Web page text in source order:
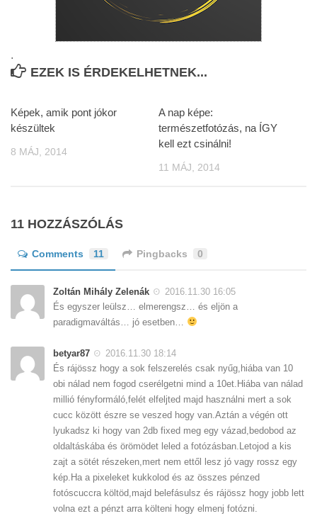
.
EZEK IS ÉRDEKELHETNEK...
Képek, amik pont jókor
készültek
8 MÁJ, 2014
A nap képe:
természetfotózás, na ÍGY
kell ezt csinálni!
11 MÁJ, 2014
11 HOZZÁSZÓLÁS
Comments 11 Pingbacks 0
Zoltán Mihály Zelenák
2016.11.30 16:05
És egyszer leülsz… elmerengsz… és eljön a
paradigmaváltás… jó esetben…
betyar87
2016.11.30 18:14
És rájössz hogy a sok felszerelés csak nyűg,hiába van 10
obi nálad nem fogod cserélgetni mind a 10et.Hiába van nálad
millió fényformáló,felét elfeljted majd használni mert a sok
cucc között észre se veszed hogy van.Aztán a végén ott
lyukadsz ki hogy van 2db fixed meg egy vázad,bedobod az
oldaltáskába és örömödet leled a fotózásban.Letojod a kis
zajt a sötét részeken,mert nem ettől lesz jó vagy rossz egy
kép.Ha a pixeleket kukkolod és az összes pénzed
fotóscuccra költöd,majd belefásulsz és rájössz hogy jobb lett
volna ezt a pénzt arra költeni hogy elmenj fotózni.